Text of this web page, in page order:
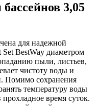
3,05
для надежной
BestWay диаметром
пыли, листьев,
чистоту воды и
Помимо сохранения
температуру воды
время суток.